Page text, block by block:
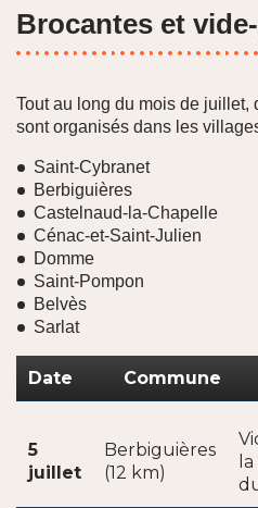
Brocantes et
Tout au long du mois de juillet,
sont organisés dans les
Saint-Cybranet
Berbiguières
Castelnaud-la-Chapelle
Cénac-et-Saint-Julien
Domme
Saint-Pompon
Belvès
Sarlat
Date Commune
5
juillet
Berbiguières
(12 km)